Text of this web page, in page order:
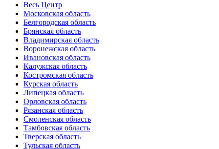
Весь Центр
Московская область
Белгородская область
Брянская область
Владимирская область
Воронежская область
Ивановская область
Калужская область
Костромская область
Курская область
Липецкая область
Орловская область
Рязанская область
Смоленская область
Тамбовская область
Тверская область
Тульская область